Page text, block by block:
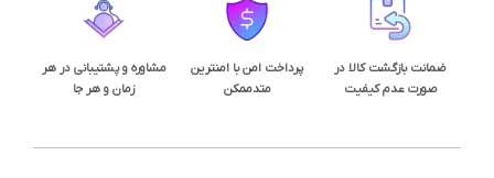
ضمانت بازگشت کالا در
صورت عدم کیفیت
پرداخت امن با امنترین
متدممکن
مشاوره و پشتیبانی در هر
زمان و هر جا